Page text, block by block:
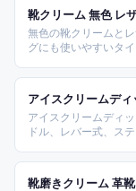
靴クリーム 無色 レ
無色の靴クリームと
グにも使いやすいタ
アイスクリームディ
アイスクリームディ
ドル、レバー式、ス
靴磨きクリーム 革